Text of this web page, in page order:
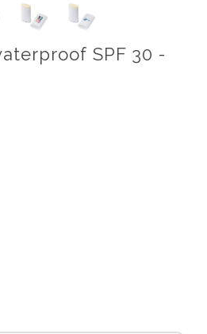
SPF 30 -